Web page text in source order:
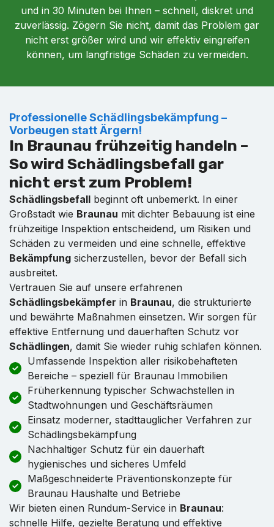
und in 30 Minuten bei Ihnen – schnell, diskret und
zuverlässig. Zögern Sie nicht, damit das Problem gar
nicht erst größer wird und wir effektiv eingreifen
können, um langfristige Schäden zu vermeiden.
Professionelle Schädlingsbekämpfung –
Vorbeugen statt Ärgern!
In Braunau frühzeitig handeln –
So wird Schädlingsbefall gar
nicht erst zum Problem!
Schädlingsbefall beginnt oft unbemerkt. In einer
Großstadt wie Braunau mit dichter Bebauung ist eine
frühzeitige Inspektion entscheidend, um Risiken und
Schäden zu vermeiden und eine schnelle, effektive
Bekämpfung sicherzustellen, bevor der Befall sich
ausbreitet.
Vertrauen Sie auf unsere erfahrenen
Schädlingsbekämpfer in Braunau, die strukturierte
und bewährte Maßnahmen einsetzen. Wir sorgen für
effektive Entfernung und dauerhaften Schutz vor
Schädlingen, damit Sie wieder ruhig schlafen können.
Umfassende Inspektion aller risikobehafteten
Bereiche – speziell für Braunau Immobilien
Früherkennung typischer Schwachstellen in
Stadtwohnungen und Geschäftsräumen
Einsatz moderner, stadttauglicher Verfahren zur
Schädlingsbekämpfung
Nachhaltiger Schutz für ein dauerhaft
hygienisches und sicheres Umfeld
Maßgeschneiderte Präventionskonzepte für
Braunau Haushalte und Betriebe
Wir bieten einen Rundum-Service in Braunau:
schnelle Hilfe, gezielte Beratung und effektive